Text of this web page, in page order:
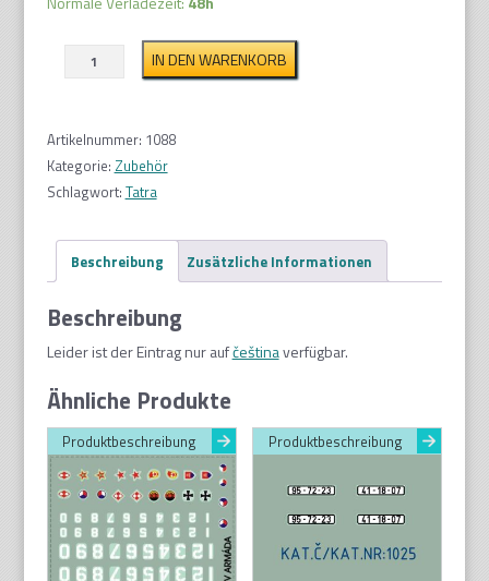
Fahrgestell
für
813
8x8
1:87
IN DEN WARENKORB
Artikelnummer: 1088
Kategorie: Zubehör
Schlagwort: Tatra
Beschreibung Zusätzliche Informationen
Beschreibung
Leider ist der Eintrag nur aufčeštinaverfügbar.
Ähnliche Produkte
Produktbeschreibung Produktbeschreibung